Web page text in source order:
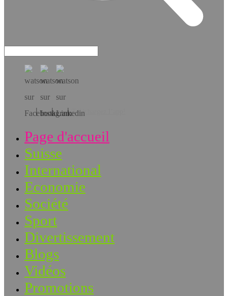
Téléchargez l’app!
Page d'accueil
Suisse
International
Economie
Société
Sport
Divertissement
Blogs
Vidéos
Promotions